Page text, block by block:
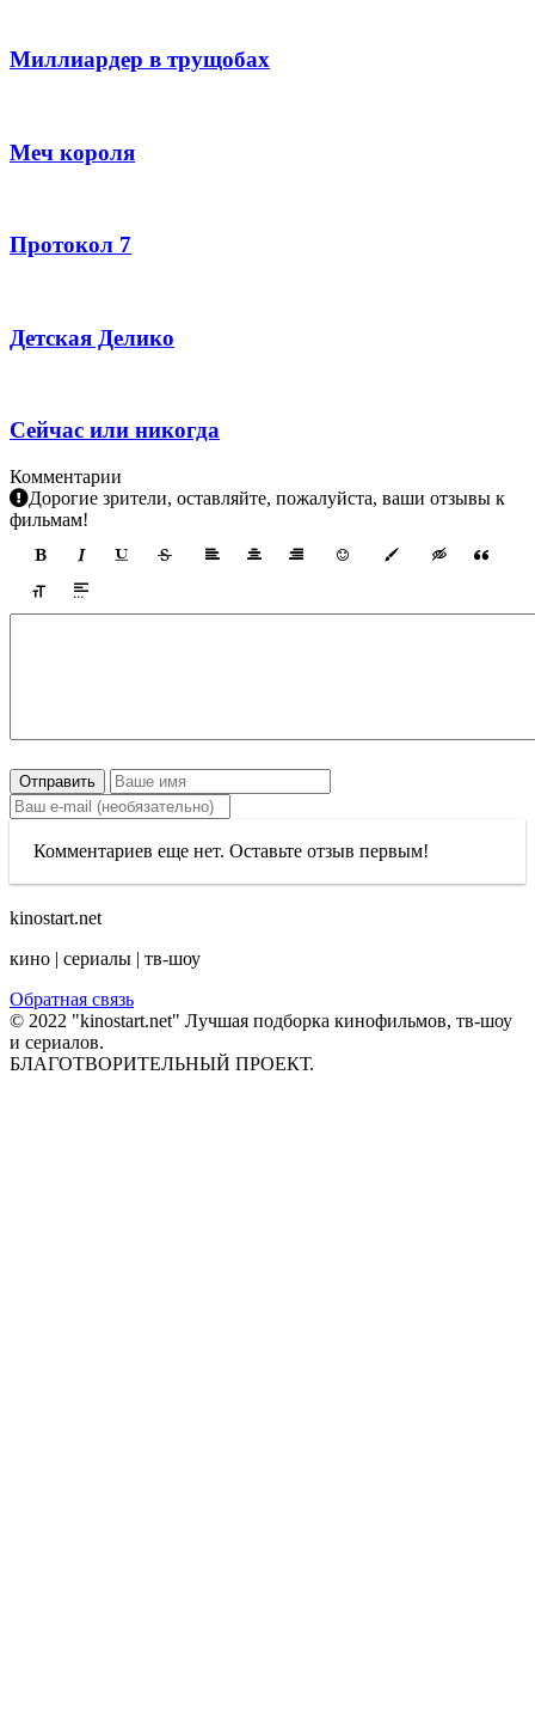
Миллиардер в трущобах
Меч короля
Протокол 7
Детская Делико
Сейчас или никогда
Комментарии
Дорогие зрители, оставляйте, пожалуйста, ваши отзывы к
фильмам!
Отправить
Комментариев еще нет. Оставьте отзыв первым!
kinostart.net
кино | сериалы | тв-шоу
Обратная связь
© 2022 "kinostart.net" Лучшая подборка кинофильмов, тв-шоу
и сериалов.
БЛАГОТВОРИТЕЛЬНЫЙ ПРОЕКТ.